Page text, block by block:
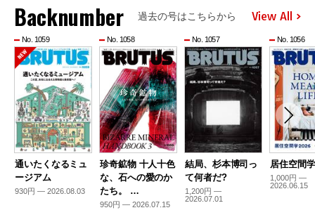
Backnumber 過去の号はこちらから View All
No. 1059
通いたくなるミュ
ージアム
930円 — 2026.08.03
No. 1058
珍奇鉱物 十人十色
な、石への愛のか
たち。 …
950円 — 2026.07.15
No. 1057
結局、杉本博司っ
て何者だ?
1,200円 —
2026.07.01
No. 1056
居住空間
1,000円 —
2026.06.15